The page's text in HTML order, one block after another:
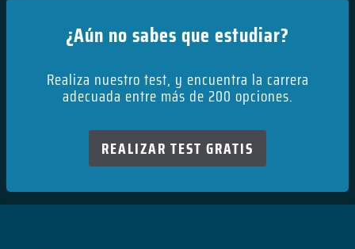
¿Aún no sabes que estudiar?
Realiza nuestro test, y encuentra la carrera
adecuada entre más de 200 opciones.
REALIZAR TEST GRATIS